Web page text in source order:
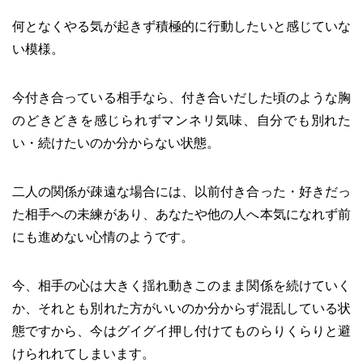
何となくやる気が起きず積極的に行動したいと感じていな
い模様。
今付き合っている相手なら、付き合いだした頃のような胸
のどきどきを感じられずマンネリ気味、自分でも別れた
い・続けたいのか分からない状態。
二人の関係が疎遠な場合には、以前付き合った・好きだっ
た相手への未練があり、あなたや他の人へ本気になれず前
にも進めない心情のようです。
今、相手の心は大きく揺れ動きこのまま関係を続けていく
か、それとも別れた方がいいのか分からず混乱している状
態ですから、今はグイグイ押し付けてものらりくらりと避
けられれてしまいます。